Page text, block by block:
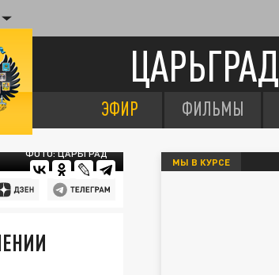
ЦАРЬГРАД
ЭФИР ФИЛЬМЫ
ФОТО: ЦАРЬГРАД
МЫ В КУРСЕ